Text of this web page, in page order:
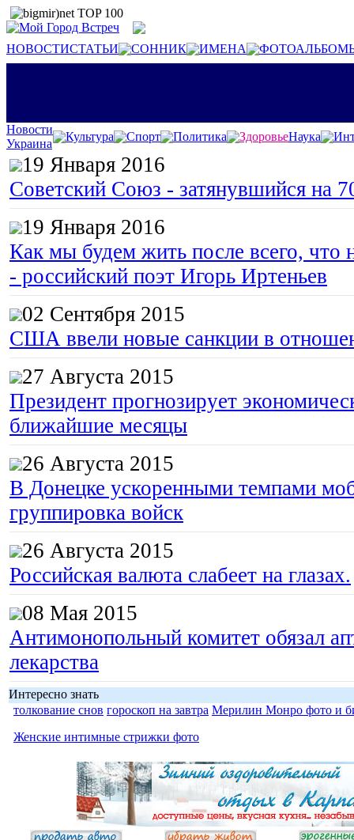
НОВОСТИСТАТЬИ СОННИК ИМЕНА
Новости
Украина
Культура Спорт Политика ЗдоровьеНаука
19 Января 2016
Советский Союз - затянувшийся на
19 Января 2016
Как мы будем жить после всего, что
- российский поэт Игорь Иртеньев
02 Сентября 2015
США ввели новые санкции в
27 Августа 2015
Президент прогнозирует
ближайшие месяцы
26 Августа 2015
В Донецке ускоренными темпами
группировка войск
26 Августа 2015
Российская валюта слабеет на глазах.
08 Мая 2015
Антимонопольный комитет обязал
лекарства
Интересно знать
толкование снов гороскоп на завтра Мерилин Монро фото и
Женские интимные стрижки фото